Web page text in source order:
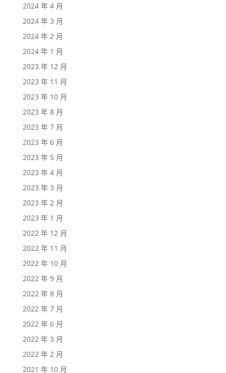
2024 年 4 月
2024 年 3 月
2024 年 2 月
2024 年 1 月
2023 年 12 月
2023 年 11 月
2023 年 10 月
2023 年 8 月
2023 年 7 月
2023 年 6 月
2023 年 5 月
2023 年 4 月
2023 年 3 月
2023 年 2 月
2023 年 1 月
2022 年 12 月
2022 年 11 月
2022 年 10 月
2022 年 9 月
2022 年 8 月
2022 年 7 月
2022 年 6 月
2022 年 3 月
2022 年 2 月
2021 年 10 月